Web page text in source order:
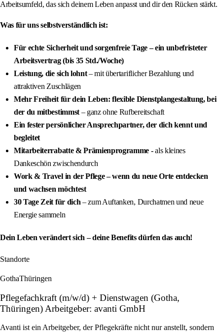
Arbeitsumfeld, das sich deinem Leben anpasst und dir den Rücken stärkt.
Was für uns selbstverständlich ist:
Für echte Sicherheit und sorgenfreie Tage – ein unbefristeter
Arbeitsvertrag (bis 35 Std./Woche)
Leistung, die sich lohnt– mit übertariflicher Bezahlung und
attraktiven Zuschlägen
Mehr Freiheit für dein Leben: flexible Dienstplangestaltung, bei
der du mitbestimmst – ganz ohne Rufbereitschaft
Ein fester persönlicher Ansprechpartner, der dich kennt und
begleitet
Mitarbeiterrabatte & Prämienprogramme -als kleines
Dankeschön zwischendurch
Work & Travel in der Pflege – wenn du neue Orte entdecken
und wachsen möchtest
30 Tage Zeit für dich – zum Auftanken, Durchatmen und neue
Energie sammeln
Dein Leben verändert sich – deine Benefits dürfen das auch!
Standorte
GothaThüringen
Pflegefachkraft (m/w/d) + Dienstwagen (Gotha,
Thüringen) Arbeitgeber: avanti GmbH
Avanti ist ein Arbeitgeber, der Pflegekräfte nicht nur anstellt, sondern